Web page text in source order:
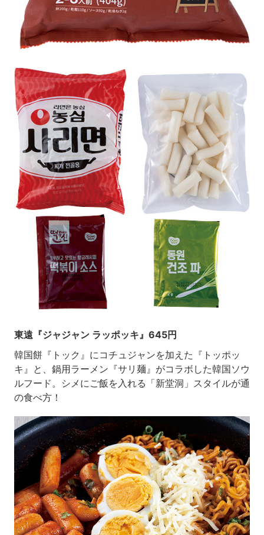
東遠『ジャジャン ラッポッキ』645円
韓国餅『トック』にコチュジャンを加えた『トッポッ
キ』と、鍋用ラーメン『サリ麺』がコラボした韓国ソウ
ルフード。シメにご飯を入れる「新堂洞」スタイルが通
の食べ方！